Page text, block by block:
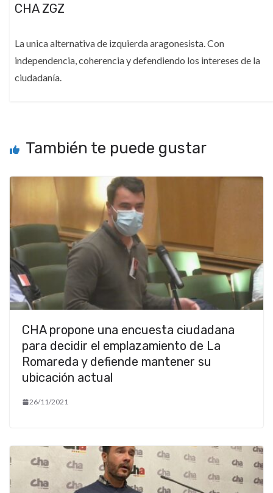
CHA ZGZ
La unica alternativa de izquierda aragonesista. Con
independencia, coherencia y defendiendo los intereses de la
ciudadanía.
También te puede gustar
CHA propone una encuesta ciudadana
para decidir el emplazamiento de La
Romareda y defiende mantener su
ubicación actual
26/11/2021